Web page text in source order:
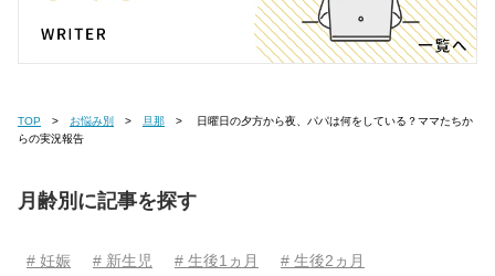
TOP お悩み別 旦那
らの実況報告
月齢別に記事を探す
# 妊娠 # 新生児 # 生後1ヵ月
# 生後2ヵ月